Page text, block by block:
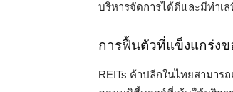
บริหารจัดการได้ดีและมีทำเล
การฟื้นตัวที่แข็งแกร่งข
REITs ค้าปลีกในไทยสามา